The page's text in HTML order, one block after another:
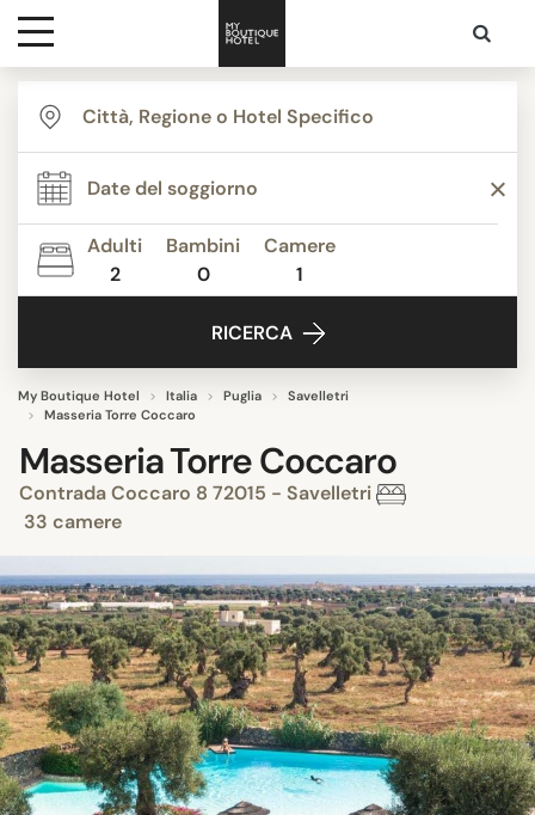
Destinazioni
Ispirazione
Contatti
Adulti
2
Bambini
0
Camere
1
RICERCA
My Boutique Hotel Italia Puglia
Savelletri
Masseria Torre Coccaro
Masseria Torre Coccaro
Contrada Coccaro 8 72015 - Savelletri
33 camere